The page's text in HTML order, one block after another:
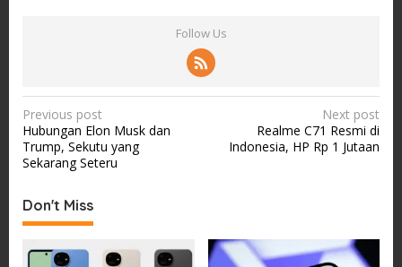
Follow Us
P
o
s
n
Previous post
Hubungan Elon Musk dan
Trump, Sekutu yang
Sekarang Seteru
Next post
Realme C71 Resmi di
Indonesia, HP Rp 1 Jutaan
Don't Miss